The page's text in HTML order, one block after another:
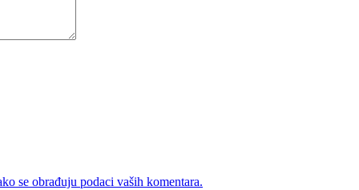
se obrađuju podaci vaših komentara.